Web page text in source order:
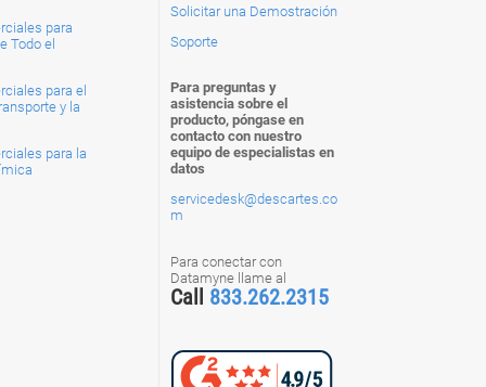
para
Todo el
para el
y la
para la
Solicitar una Demostración
Soporte
Para preguntas y
asistencia sobre el
producto, póngase en
contacto con nuestro
equipo de especialistas en
datos
servicedesk@descartes.co
m
Para conectar con
Datamyne llame al
Call 833.262.2315